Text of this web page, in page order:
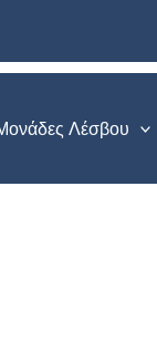
Λέσβου